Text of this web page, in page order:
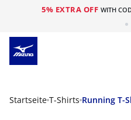
5% EXTRA OFF WITH
Startseite T-Shirts Running T-